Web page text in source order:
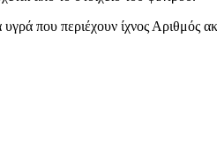
που περιέχουν ίχνος Αριθμός